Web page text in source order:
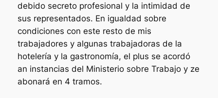
debido secreto profesional y la intimidad de
sus representados. En igualdad sobre
condiciones con este resto de mis
trabajadores y algunas trabajadoras de la
hotelería y la gastronomía, el plus se acordó
an instancias del Ministerio sobre Trabajo y ze
abonará en 4 tramos.